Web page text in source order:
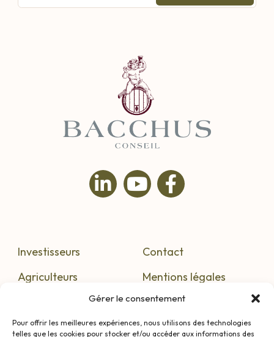
Gérer le consentement
Pour offrir les meilleures expériences, nous utilisons des technologies
telles que les cookies pour stocker et/ou accéder aux informations des
Investisseurs
Agriculteurs
Contact
Mentions légales
Confidentialité